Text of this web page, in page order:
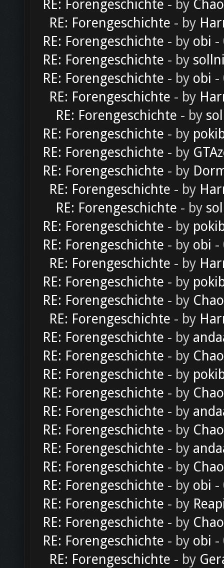
RE: Forengeschichte - by
RE: Forengeschichte - by
RE: Forengeschichte - by obi -
RE: Forengeschichte - by
RE: Forengeschichte - by obi -
RE: Forengeschichte - by
RE: Forengeschichte - by
RE: Forengeschichte - by
RE: Forengeschichte - by
RE: Forengeschichte - by
RE: Forengeschichte - by
RE: Forengeschichte - by
RE: Forengeschichte - by
RE: Forengeschichte - by obi -
RE: Forengeschichte - by
RE: Forengeschichte - by
RE: Forengeschichte - by
RE: Forengeschichte - by
RE: Forengeschichte - by
RE: Forengeschichte - by
RE: Forengeschichte - by
RE: Forengeschichte - by
RE: Forengeschichte - by
RE: Forengeschichte - by
RE: Forengeschichte - by
RE: Forengeschichte - by
RE: Forengeschichte - by obi -
RE: Forengeschichte - by
RE: Forengeschichte - by
RE: Forengeschichte - by obi -
RE: Forengeschichte - by